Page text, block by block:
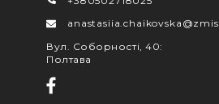
Вул. Соборності, 40:
Полтава